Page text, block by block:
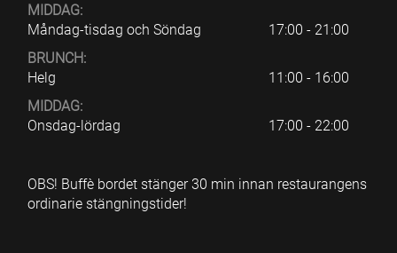
MIDDAG:
Måndag-tisdag och Söndag
17:00 - 21:00
BRUNCH:
Helg
11:00 - 16:00
MIDDAG:
Onsdag-lördag
17:00 - 22:00
OBS! Buffè bordet stänger 30 min innan restaurangens
ordinarie stängningstider!